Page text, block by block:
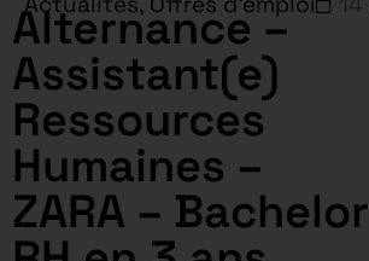
Alternance –
Assistant(e)
Ressources
Humaines –
ZARA – Bachelor